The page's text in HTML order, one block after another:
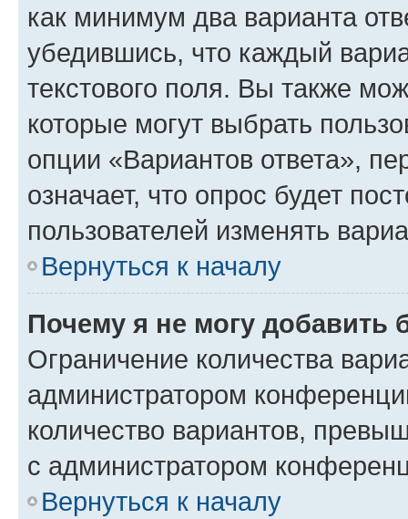
как минимум два варианта
убедившись, что каждый
текстового поля. Вы также
которые могут выбрать
опции «Вариантов ответа»,
означает, что опрос будет
пользователей изменять
Вернуться к началу
Почему я не могу добавить
Ограничение количества
администратором
количество вариантов,
с администратором
Вернуться к началу